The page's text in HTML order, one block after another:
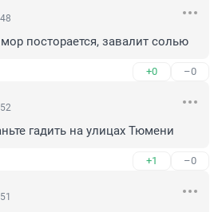
посторается, завалит солью
+0 –0
гадить на улицах Тюмени
+1 –0